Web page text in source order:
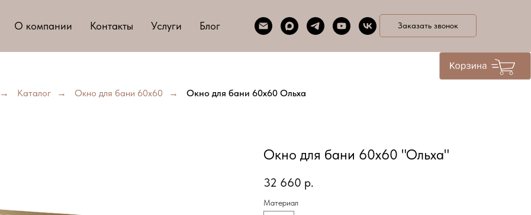
О компании Контакты Услуги Блог Заказать звонок
→ Каталог → Окно для бани 60х60 → Окно для бани 60х60 Ольха
Окно для бани 60х60 "Ольха"
32 660 р.
Материал